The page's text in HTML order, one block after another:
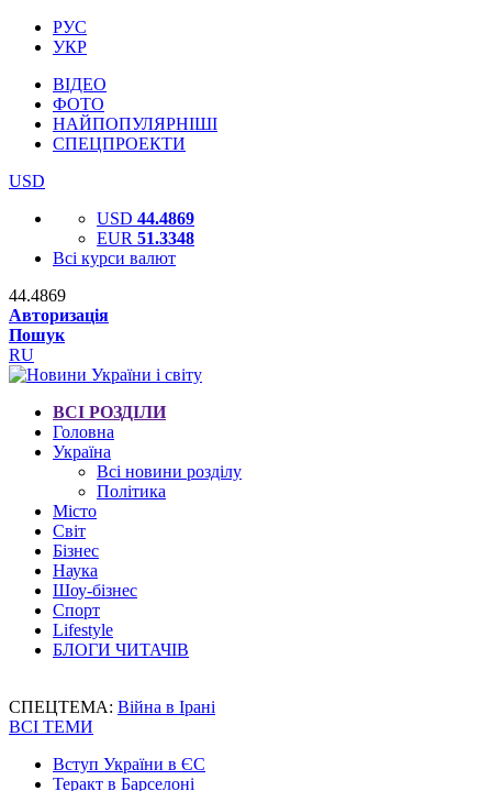
РУС
УКР
ВІДЕО
ФОТО
НАЙПОПУЛЯРНІШІ
СПЕЦПРОЕКТИ
USD
USD 44.4869
EUR 51.3348
Всі курси валют
44.4869
Авторизація
Пошук
RU
ВСІ РОЗДІЛИ
Головна
Україна
Всі новини розділу
Політика
Місто
Світ
Бізнес
Наука
Шоу-бізнес
Спорт
Lifestyle
БЛОГИ ЧИТАЧІВ
СПЕЦТЕМА: Війна в Ірані
ВСІ ТЕМИ
Вступ України в ЄС
Теракт в Барселоні